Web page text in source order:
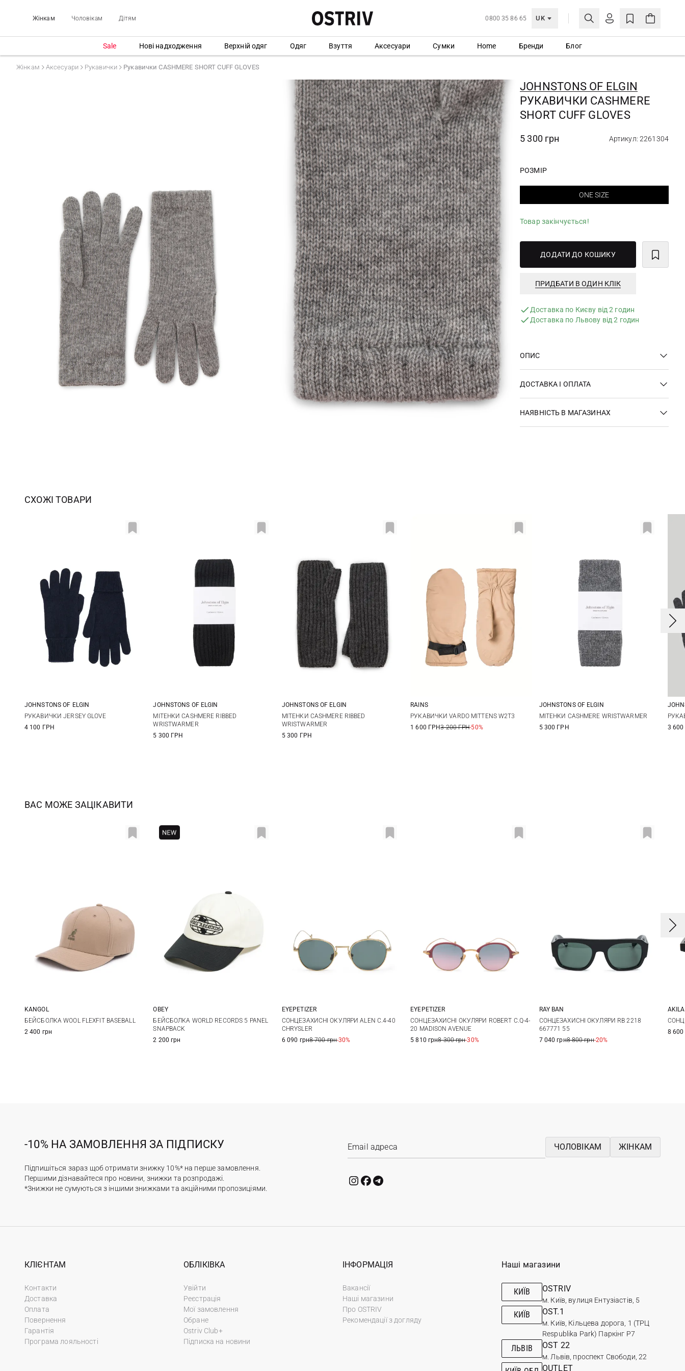
Жінкам Чоловікам Дітям 0800 35 86 65 UK
МОЯ ОБЛІКІВКА
Ще не зареєстровані?
СТВОРИТИ ОБЛІКІВКУ
Sale Нові надходження Верхній одяг Одяг Взуття Аксесуари Сумки Home Бренди Блог
Жінкам Аксесуари Рукавички Рукавички CASHMERE SHORT CUFF GLOVES
JOHNSTONS OF ELGIN
РУКАВИЧКИ CASHMERE
SHORT CUFF GLOVES
5 300 грн Артикул: 2261304
РОЗМІР
ONE SIZE
Товар закінчується!
ДОДАТИ ДО КОШИКУ
ПРИДБАТИ В ОДИН КЛІК
Доставка по Києву від 2 годин
Доставка по Львову від 2 годин
ОПИС
ДОСТАВКА І ОПЛАТА
НАЯВНІСТЬ В МАГАЗИНАХ
СХОЖІ ТОВАРИ
One size
JOHNSTONS OF ELGIN
РУКАВИЧКИ JERSEY GLOVE
4 100 ГРН
One size
JOHNSTONS OF ELGIN
МІТЕНКИ CASHMERE RIBBED
WRISTWARMER
5 300 ГРН
One size
JOHNSTONS OF ELGIN
МІТЕНКИ CASHMERE RIBBED
WRISTWARMER
5 300 ГРН
S M
RAINS
РУКАВИЧКИ VARDO MITTENS W2T3
1 600 ГРН3 200 ГРН-50%
One size
JOHNSTONS OF ELGIN
МІТЕНКИ CASHMERE WRISTWARMER
5 300 ГРН
3
ВАС МОЖЕ ЗАЦІКАВИТИ
S/M L/XL XXL
KANGOL
БЕЙСБОЛКА WOOL FLEXFIT BASEBALL
2 400 грн
One size
OBEY
БЕЙСБОЛКА WORLD RECORDS 5 PANEL
SNAPBACK
2 200 грн
One size
EYEPETIZER
СОНЦЕЗАХИСНІ ОКУЛЯРИ ALEN C.4-40
CHRYSLER
6 090 грн8 700 грн-30%
One size
EYEPETIZER
СОНЦЕЗАХИСНІ ОКУЛЯРИ ROBERT C.Q-4-
20 MADISON AVENUE
5 810 грн8 300 грн-30%
One size
RAY BAN
СОНЦЕЗАХИСНІ ОКУЛЯРИ RB 2218
667771 55
7 040 грн8 800 грн-20%
AKILA
8 600
-10% НА ЗАМОВЛЕННЯ ЗА ПІДПИСКУ
Підпишіться зараз щоб отримати знижку 10%* на перше замовлення.
Першими дізнавайтеся про новини, знижки та розпродажі.
*Знижки не сумуються з іншими знижками та акційними пропозиціями.
ЧОЛОВІКАМ ЖІНКАМ
КЛІЄНТАМ
Контакти
Доставка
Оплата
Повернення
Гарантія
Програма лояльності
ОБЛІКІВКА
Увійти
Реєстрація
Мої замовлення
Обране
Ostriv Club+
Підписка на новини
ІНФОРМАЦІЯ
Вакансії
Наші магазини
Про OSTRIV
Рекомендації з догляду
Наші магазини
КИЇВ OSTRIV
м. Київ, вулиця Ентузіастів, 5
КИЇВ OST.1
м. Київ, Кільцева дорога, 1 (ТРЦ
Respublika Park) Паркінг Р7
ЛЬВІВ OST 22
м. Львів, проспект Свободи, 22
OUTLET